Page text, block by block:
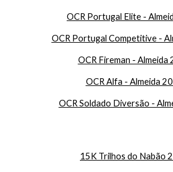
OCR Portugal Elite -
OCR Portugal Competitive -
OCR Fireman - Almeida
OCR Alfa - Almeida
OCR Soldado Diversão -
15K Trilhos do Nabão